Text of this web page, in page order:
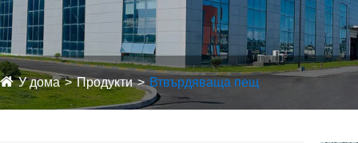
У дома Продукти Втвърдяваща пещ